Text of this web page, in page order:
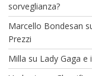
sorveglianza?
Marcello Bondesan
Prezzi
Milla su Lady Gaga e